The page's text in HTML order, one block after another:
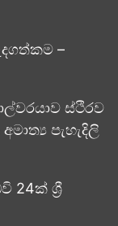
–
ස්ථිරව
පැහැදිලි
24ක් ශ්‍රී